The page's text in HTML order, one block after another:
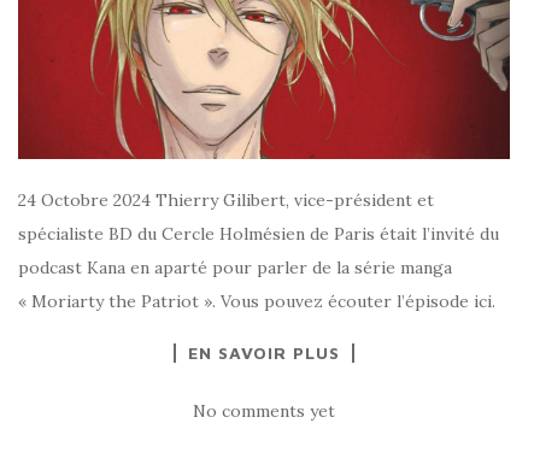
24 Octobre 2024 Thierry Gilibert, vice-président et
spécialiste BD du Cercle Holmésien de Paris était l’invité du
podcast Kana en aparté pour parler de la série manga
« Moriarty the Patriot ». Vous pouvez écouter l’épisode ici.
EN SAVOIR PLUS
No comments yet